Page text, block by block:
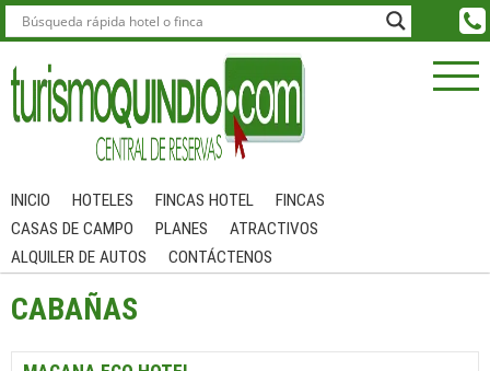
INICIO HOTELES FINCAS HOTEL
FINCAS
CASAS DE CAMPO
PLANES
ATRACTIVOS
ALQUILER DE AUTOS
CONTÁCTENOS
CABAÑAS